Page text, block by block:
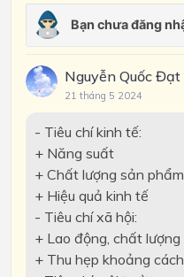
Nguyễn Quốc Đạt
21 tháng 5 2024
- Tiêu chí kinh tế:
+ Năng suất
+ Chất lượng sản phẩm
+ Hiệu quả kinh tế
- Tiêu chí xã hội:
+ Lao động, chất lượng
+ Thu hẹp khoảng